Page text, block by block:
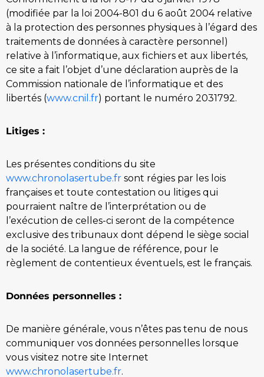
(modifiée par la loi 2004-801 du 6 août 2004 relative
à la protection des personnes physiques à l’égard des
traitements de données à caractère personnel)
relative à l’informatique, aux fichiers et aux libertés,
ce site a fait l’objet d’une déclaration auprès de la
Commission nationale de l’informatique et des
libertés (www.cnil.fr) portant le numéro 2031792.
Litiges :
Les présentes conditions du site
www.chronolasertube.fr sont régies par les lois
françaises et toute contestation ou litiges qui
pourraient naître de l’interprétation ou de
l’exécution de celles-ci seront de la compétence
exclusive des tribunaux dont dépend le siège social
de la société. La langue de référence, pour le
règlement de contentieux éventuels, est le français.
Données personnelles :
De manière générale, vous n’êtes pas tenu de nous
communiquer vos données personnelles lorsque
vous visitez notre site Internet
www.chronolasertube.fr.